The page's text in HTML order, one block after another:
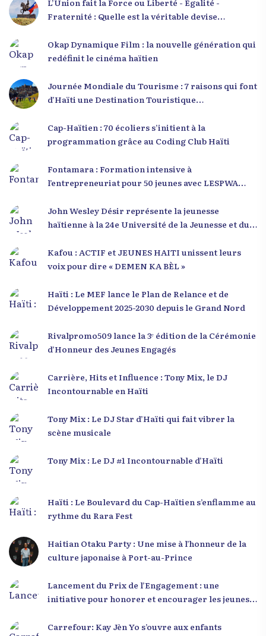
L’Union fait la Force ou Liberté - Égalité -
Fraternité : Quelle est la véritable devise
Okap Dynamique Film : la nouvelle génération qui
redéfinit le cinéma haïtien
Journée Mondiale du Tourisme : 7 raisons qui font
d’Haïti une Destination Touristique
Cap-Haïtien : 70 écoliers s’initient à la
programmation grâce au Coding Club Haïti
Fontamara : Formation intensive à
l’entrepreneuriat pour 50 jeunes avec LESPWA
John Wesley Désir représente la jeunesse
haïtienne à la 24e Université de la Jeunesse et du
Kafou : ACTIF et JEUNES HAITI unissent leurs
voix pour dire « DEMEN KA BÈL »
Haïti : Le MEF lance le Plan de Relance et de
Développement 2025-2030 depuis le Grand Nord
Rivalpromo509 lance la 3ᵉ édition de la Cérémonie
d’Honneur des Jeunes Engagés
Carrière, Hits et Influence : Tony Mix, le DJ
Incontournable en Haïti
Tony Mix : Le DJ Star d’Haïti qui fait vibrer la
scène musicale
Tony Mix : Le DJ #1 Incontournable d’Haïti
Haïti : Le Boulevard du Cap-Haïtien s’enflamme au
rythme du Rara Fest
Haitian Otaku Party : Une mise à l’honneur de la
culture japonaise à Port-au-Prince
Lancement du Prix de l’Engagement : une
initiative pour honorer et encourager les jeunes
Carrefour: Kay Jèn Yo s’ouvre aux enfants